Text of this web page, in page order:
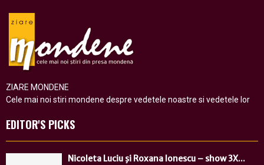
ZIARE MONDENE
Cele mai noi stiri mondene despre vedetele noastre si vedetele lor
EDITOR'S PICKS
Nicoleta Luciu şi Roxana Ionescu – show 3X...